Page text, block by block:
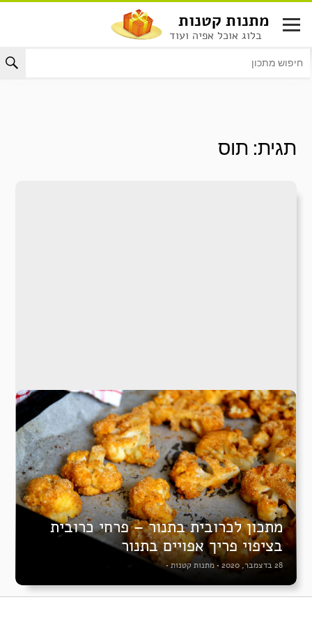
לתוכן
מתנות קטנות
בלוג אוכל אפיה ועוד
תגית: תוס
מתכון לכרובית בתנור – פרחי כרובית
בציפוי פריך אפויים בתנור
28 בדצמבר, 2020 • מתנות קטנות•